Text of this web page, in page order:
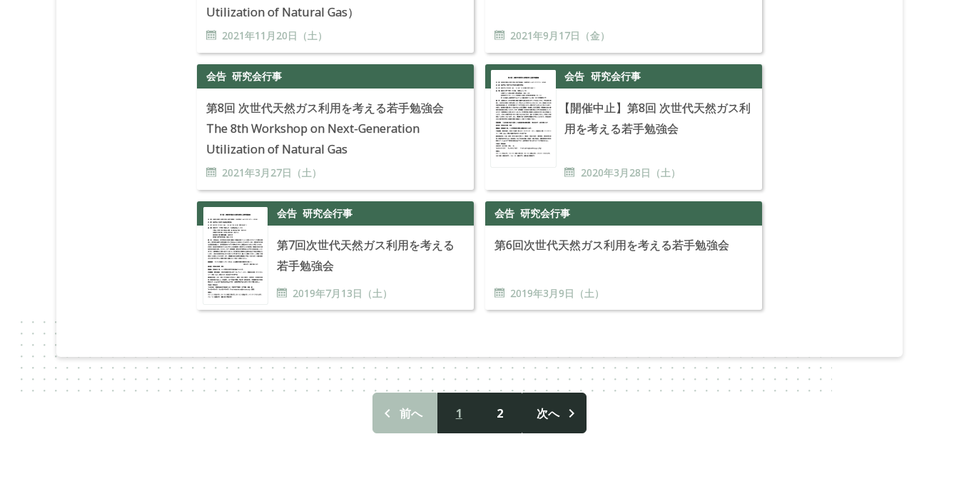
Utilization of Natural Gas）
2021年11 月20日（土） 2021年9月 17日（金）
会告 研究会行事
第8回 次世代天然ガス利用を考える若手勉強会
The 8th Workshop on Next-Generation
Utilization of Natural Gas
2021年3月27日（土）
会告 研究会行事
【開催中止】第8回 次世代天然ガス利
用を考える若手勉強会
2020年3月28日（土）
会告 研究会行事
第7回次世代天然ガス利用を考える
若手勉強会
2019年7月 13日（土）
会告 研究会行事
第6回次世代天然ガス利用を考える若手勉強会
2019年3月9日（土）
前へ 1 2 次へ